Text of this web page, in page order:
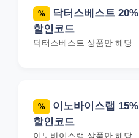
%
닥터스베스트 20%
할인코드
닥터스베스트 상품만 해당
%
이노바이스랩 15%
할인코드
이노바이스랩 상품만 해당